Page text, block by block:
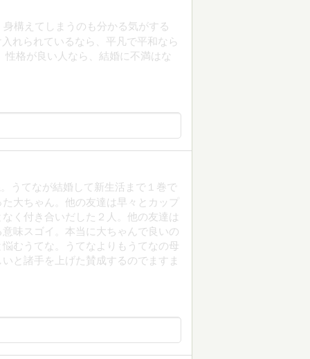
構えてしまうのも分かる気がする
られているなら、平凡で平和なら
格が良い人なら、結婚に不満はな
うてなが結婚して新生活まで１巻で
大ちゃん。他の友達は早々とカップ
く付き合いだした２人。他の友達は
味スゴイ。本当に大ちゃんで良いの
むうてな。うてなよりもうてなの母
と諸手を上げた賛成するのでますま